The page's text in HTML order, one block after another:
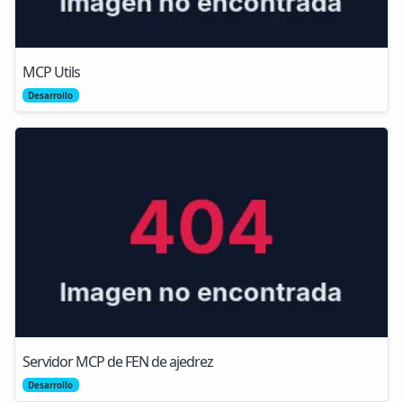
MCP Utils
Desarrollo
Servidor MCP de FEN de ajedrez
Desarrollo